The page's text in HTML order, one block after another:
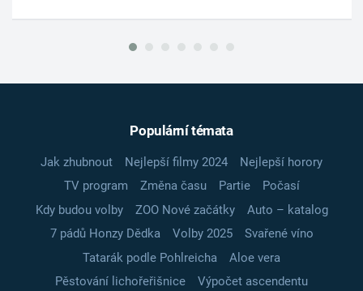
Populární témata
Jak zhubnout Nejlepší filmy 2024
Nejlepší horory
TV program
Změna času Partie
Počasí
Kdy budou volby
ZOO Nové začátky
Auto – katalog
7 pádů Honzy Dědka
Volby 2025
Svařené víno
Tatarák podle Pohlreicha
Aloe vera
Pěstování lichořeřišnice
Výpočet ascendentu